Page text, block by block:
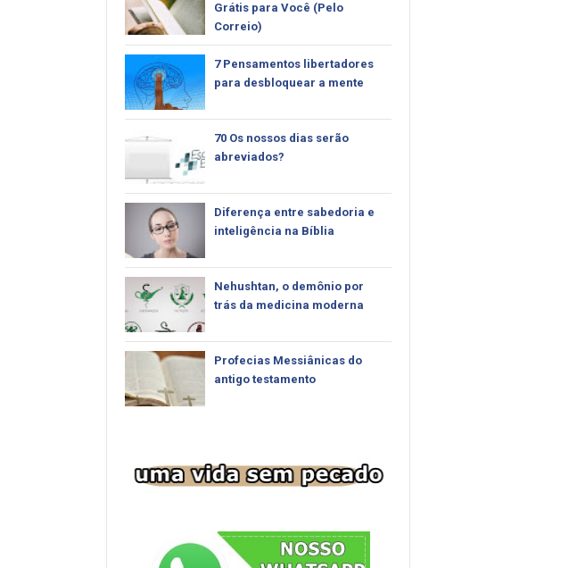
Grátis para Você (Pelo
Correio)
7 Pensamentos libertadores
para desbloquear a mente
70 Os nossos dias serão
abreviados?
Diferença entre sabedoria e
inteligência na Bíblia
Nehushtan, o demônio por
trás da medicina moderna
Profecias Messiânicas do
antigo testamento